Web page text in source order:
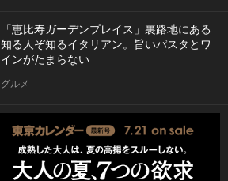
「恵比寿ガーデンプレイス」裏路地にある
知る人ぞ知るイタリアン。旨いパスタとワ
インがたまらない
グルメ